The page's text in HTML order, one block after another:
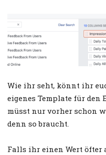
Wie ihr seht, könnt ihr
eigenes Template für den
müsst nur vorher schon
denn so braucht.
Falls ihr einen Wert öfter